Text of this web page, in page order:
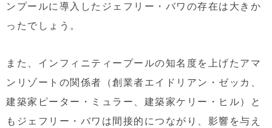
ンプールに導入したジェフリー・バワの存在は大きか
ったでしょう。
また、インフィニティープールの知名度を上げたアマ
ンリゾートの関係者（創業者エイドリアン・ゼッカ、
建築家ピーター・ミュラー、建築家ケリー・ヒル）と
もジェフリー・バワは間接的につながり、影響を与え